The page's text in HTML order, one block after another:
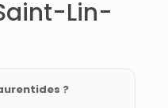
Lin-
?